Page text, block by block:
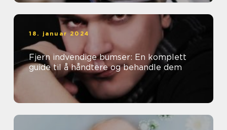
18. januar 2024
Fjern indvendige bumser: En komplett
guide til å håndtere og behandle dem